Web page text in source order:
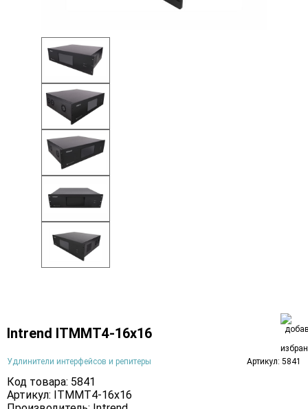
Intrend ITMMT4-16x16
Удлинители интерфейсов и репитеры Артикул: 5841
Код товара: 5841
Артикул: ITMMT4-16x16